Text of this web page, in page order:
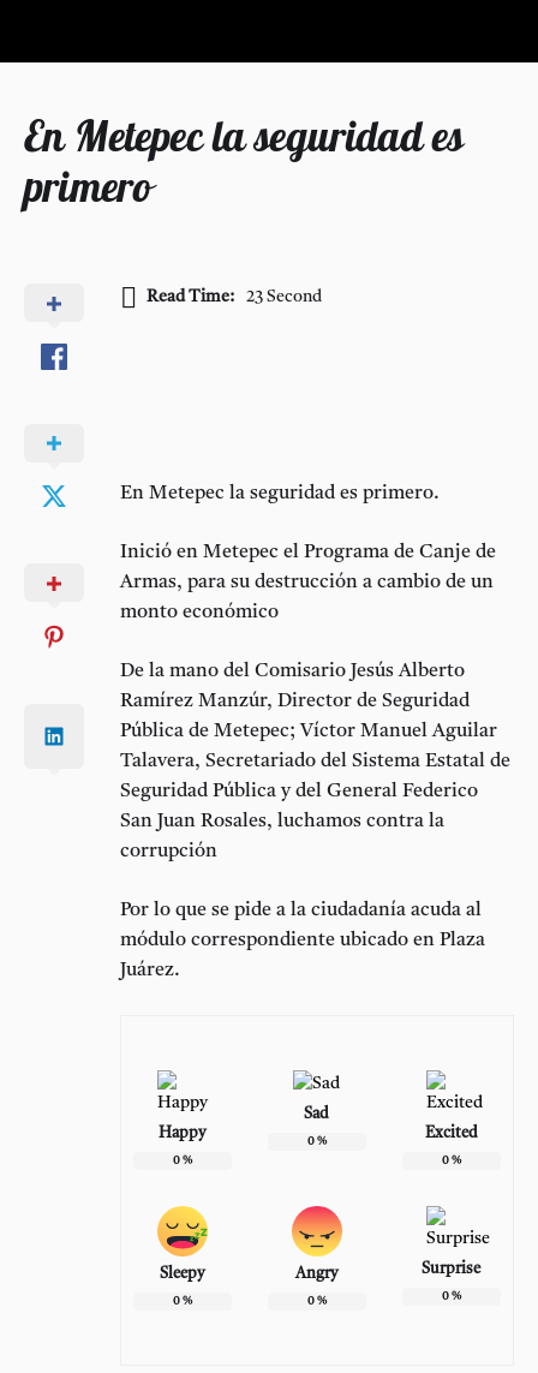
En Metepec la seguridad es
primero
Read Time: 23 Second
En Metepec la seguridad es primero.
Inició en Metepec el Programa de Canje de
Armas, para su destrucción a cambio de un
monto económico
De la mano del Comisario Jesús Alberto
Ramírez Manzúr, Director de Seguridad
Pública de Metepec; Víctor Manuel Aguilar
Talavera, Secretariado del Sistema Estatal de
Seguridad Pública y del General Federico
San Juan Rosales, luchamos contra la
corrupción
Por lo que se pide a la ciudadanía acuda al
módulo correspondiente ubicado en Plaza
Juárez.
Happy
0%
Sad
0% Excited
0%
Sleepy
0%
Angry
0%
Surprise
0%